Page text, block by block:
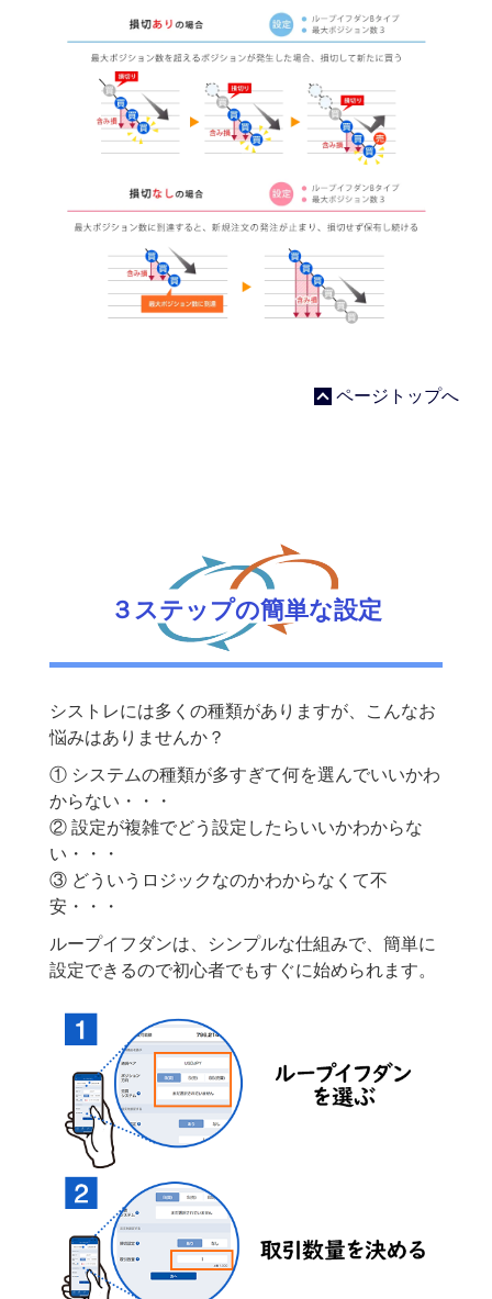
ページトップへ
３ステップの簡単な設定
シストレには多くの種類がありますが、こんなお
悩みはありませんか？
① システムの種類が多すぎて何を選んでいいかわ
からない・・・
② 設定が複雑でどう設定したらいいかわからな
い・・・
③ どういうロジックなのかわからなくて不
安・・・
ループイフダンは、シンプルな仕組みで、簡単に
設定できるので初心者でもすぐに始められます。